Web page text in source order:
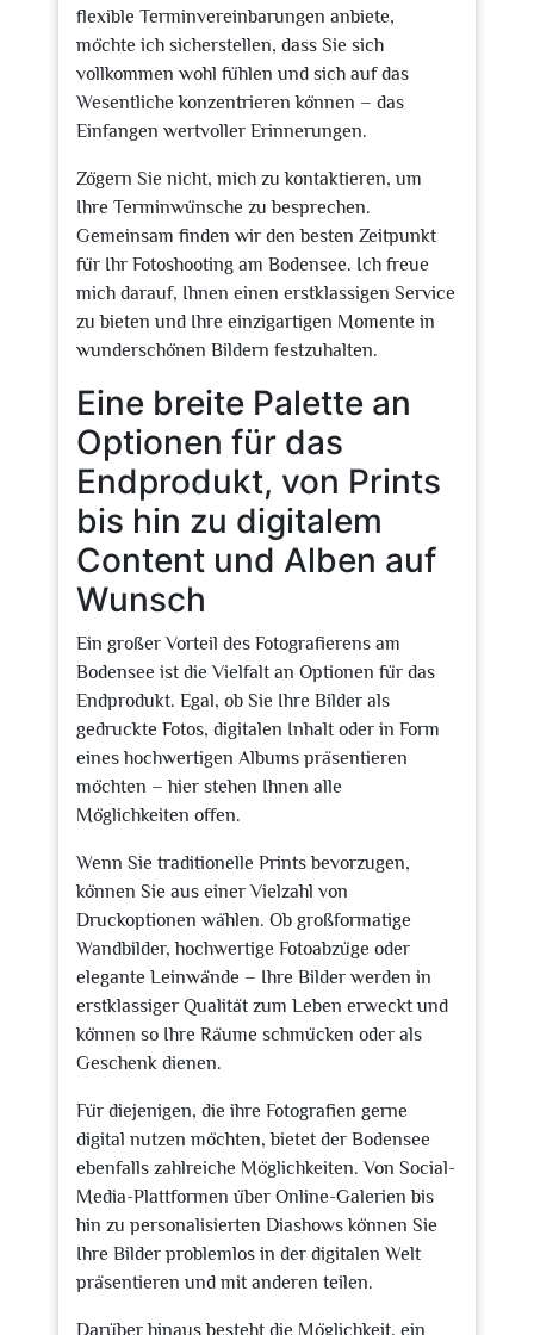
flexible Terminvereinbarungen anbiete,
möchte ich sicherstellen, dass Sie sich
vollkommen wohl fühlen und sich auf das
Wesentliche konzentrieren können – das
Einfangen wertvoller Erinnerungen.
Zögern Sie nicht, mich zu kontaktieren, um
Ihre Terminwünsche zu besprechen.
Gemeinsam finden wir den besten Zeitpunkt
für Ihr Fotoshooting am Bodensee. Ich freue
mich darauf, Ihnen einen erstklassigen Service
zu bieten und Ihre einzigartigen Momente in
wunderschönen Bildern festzuhalten.
Eine breite Palette an
Optionen für das
Endprodukt, von Prints
bis hin zu digitalem
Content und Alben auf
Wunsch
Ein großer Vorteil des Fotografierens am
Bodensee ist die Vielfalt an Optionen für das
Endprodukt. Egal, ob Sie Ihre Bilder als
gedruckte Fotos, digitalen Inhalt oder in Form
eines hochwertigen Albums präsentieren
möchten – hier stehen Ihnen alle
Möglichkeiten offen.
Wenn Sie traditionelle Prints bevorzugen,
können Sie aus einer Vielzahl von
Druckoptionen wählen. Ob großformatige
Wandbilder, hochwertige Fotoabzüge oder
elegante Leinwände – Ihre Bilder werden in
erstklassiger Qualität zum Leben erweckt und
können so Ihre Räume schmücken oder als
Geschenk dienen.
Für diejenigen, die ihre Fotografien gerne
digital nutzen möchten, bietet der Bodensee
ebenfalls zahlreiche Möglichkeiten. Von Social-
Media-Plattformen über Online-Galerien bis
hin zu personalisierten Diashows können Sie
Ihre Bilder problemlos in der digitalen Welt
präsentieren und mit anderen teilen.
Darüber hinaus besteht die Möglichkeit, ein